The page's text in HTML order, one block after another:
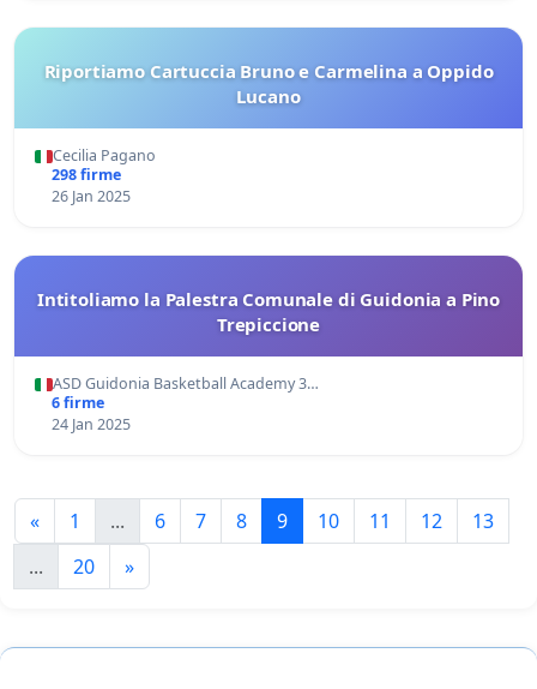
Riportiamo Cartuccia Bruno e Carmelina a Oppido
Lucano
Cecilia Pagano
298 firme
26 Jan 2025
Intitoliamo la Palestra Comunale di Guidonia a Pino
Trepiccione
ASD Guidonia Basketball Academy 3…
6 firme
24 Jan 2025
« 1 ... 6 7 8 9 10 11 12
13
...
20 »